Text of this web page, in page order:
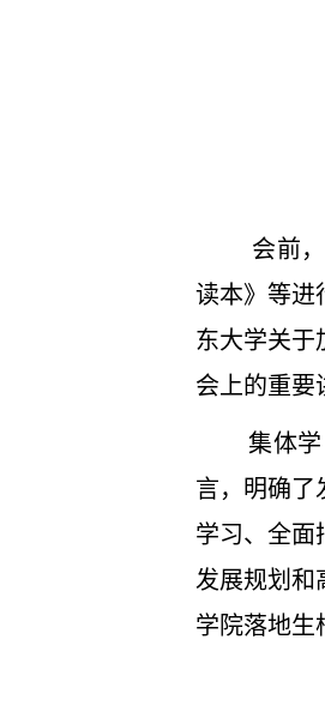
会前，
读本》等进
东大学关于
会上的重要
集体
言，明确了
学习、全面
发展规划和
学院落地生